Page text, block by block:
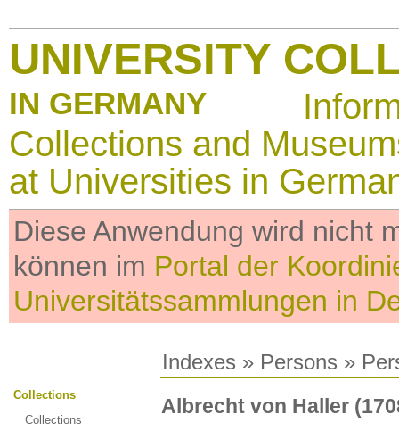
UNIVERSITY
IN GERMANY
Collections and
at Universities in
Diese Anwendung wird nicht
können im Portal der
Universitätssammlungen in
Indexes » Persons »
Collections
Collections
Albrecht von Haller